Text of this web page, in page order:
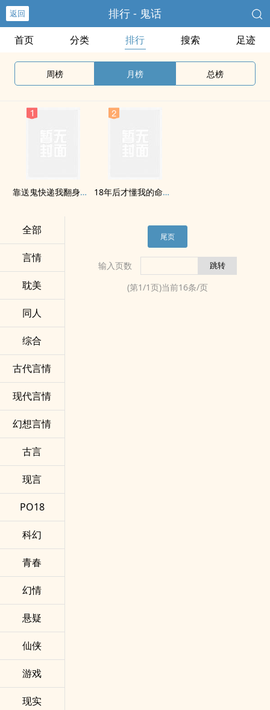
返回 排行 - 鬼话
首页 分类 排行 搜索 足迹
周榜 月榜 总榜
靠送鬼快递我翻身当老板 18年后才懂我的命是借的
全部
言情
耽美
同人
综合
古代言情
现代言情
幻想言情
古言
现言
PO18
科幻
青春
幻情
悬疑
仙侠
游戏
现实
尾页
输入页数
(第1/1页)当前16条/页